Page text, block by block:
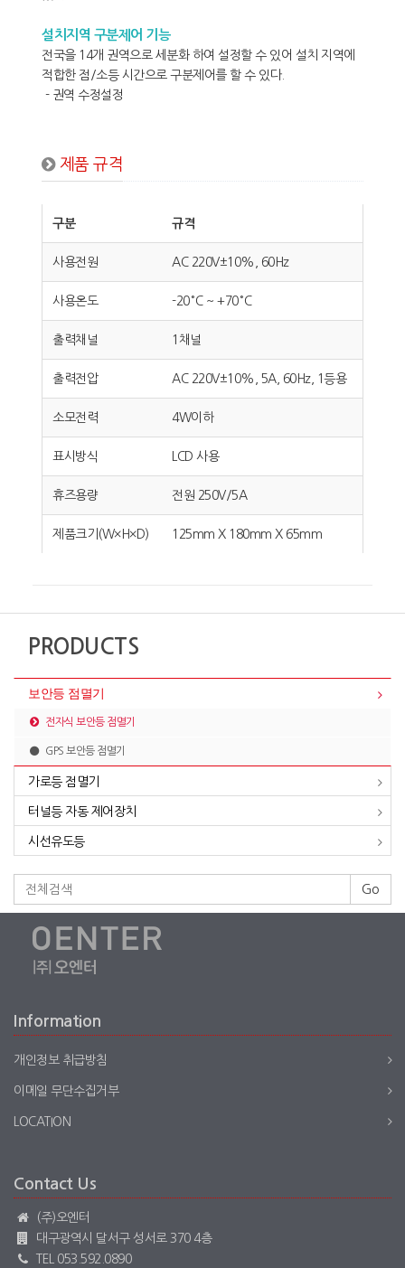
설치지역 구분제어 기능
전국을 14개 권역으로 세분화 하여 설정할 수 있어 설치 지역에
적합한 점/소등 시간으로 구분제어를 할 수 있다.
- 권역 수정설정
제품 규격
구분 규격
사용전원 AC 220V±10%, 60Hz
사용온도 -20°C ~ +70°C
출력채널 1채널
출력전압 AC 220V±10%, 5A, 60Hz, 1등용
소모전력 4W이하
표시방식 LCD 사용
휴즈용량 전원 250V/5A
제품크기(W×H×D) 125mm X 180mm X 65mm
PRODUCTS
보안등 점멸기
전자식 보안등 점멸기
GPS 보안등 점멸기
가로등 점멸기
터널등 자동 제어장치
시선유도등
Go
Information
개인정보 취급방침
이메일 무단수집거부
LOCATION
Contact Us
(주)오엔터
대구광역시 달서구 성서로 370 4층
TEL 053.592.0890